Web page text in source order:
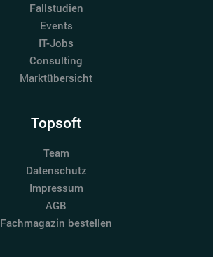
Fallstudien
Events
IT-Jobs
Consulting
Marktübersicht
Topsoft
Team
Datenschutz
Impressum
AGB
Fachmagazin bestellen